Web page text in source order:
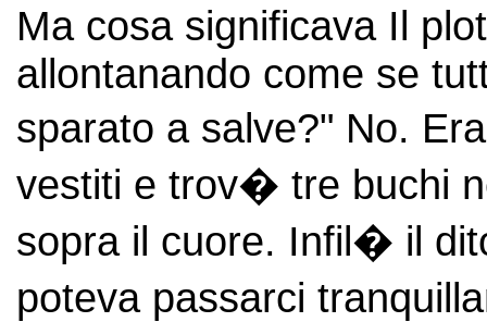
Ma cosa significava Il
allontanando come se
sparato a salve?" No.
vestiti e trov� tre buchi
sopra il cuore. Infil� il
poteva passarci